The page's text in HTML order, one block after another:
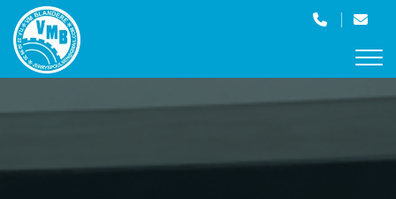
til
hovedindhold